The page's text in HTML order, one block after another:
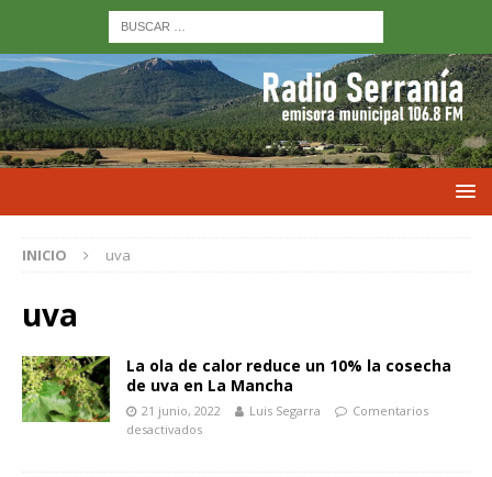
INICIO uva
uva
La ola de calor reduce un 10% la cosecha
de uva en La Mancha
21 junio, 2022 Luis Segarra
Comentarios
desactivados